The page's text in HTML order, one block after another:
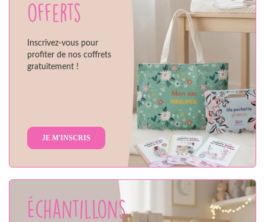
offerts
Inscrivez-vous pour
profiter de nos coffrets
gratuitement !
JE M'INSCRIS
Échantillons